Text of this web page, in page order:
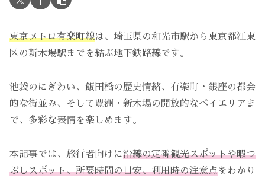
東京メトロ有楽町線は、埼玉県の和光市駅から東京都江東
区の新木場駅までを結ぶ地下鉄路線です。
池袋のにぎわい、飯田橋の歴史情緒、有楽町・銀座の都会
的な街並み、そして豊洲・新木場の開放的なベイエリアま
で、多彩な表情を楽しめます。
本記事では、旅行者向けに沿線の定番観光スポットや暇つ
ぶしスポット、所要時間の目安、利用時の注意点をわかり